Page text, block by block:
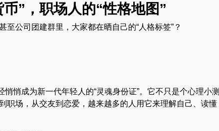
”，职场人的“性格地图”
公司团建群里，大家都在晒自己的“人格标签”？
悄悄成为新一代年轻人的“灵魂身份证”。它不只是个心理小测
职场，从交友到恋爱，越来越多的人用它来理解自己、读懂